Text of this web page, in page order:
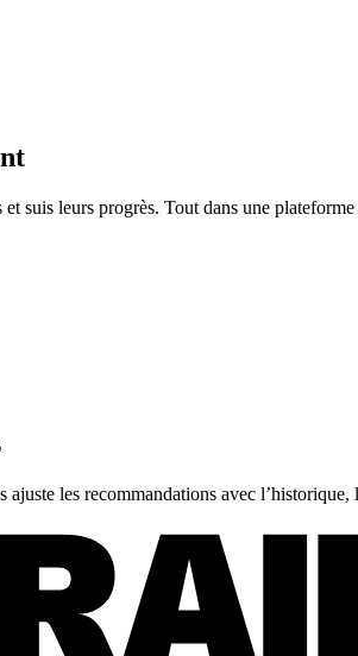
suis leurs progrès. Tout dans une
ajuste les recommandations avec